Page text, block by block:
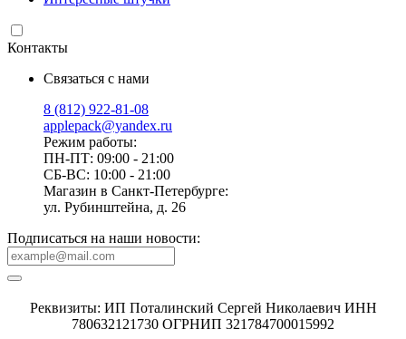
Контакты
Связаться с нами
8 (812) 922-81-08
applepack@yandex.ru
Режим работы:
ПН-ПТ: 09:00 - 21:00
СБ-ВС: 10:00 - 21:00
Магазин в Санкт-Петербурге:
ул. Рубинштейна, д. 26
Подписаться на наши новости:
Реквизиты: ИП Поталинский Сергей Николаевич ИНН
780632121730 ОГРНИП 321784700015992